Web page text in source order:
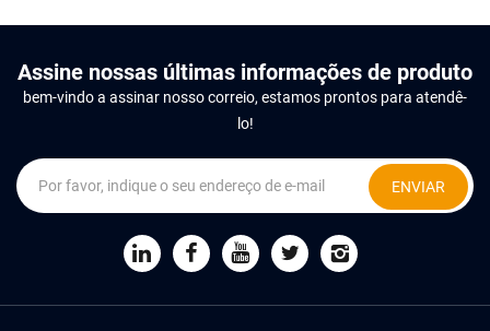
Assine nossas últimas informações de produto
bem-vindo a assinar nosso correio, estamos prontos para atendê-
lo!
ENVIAR